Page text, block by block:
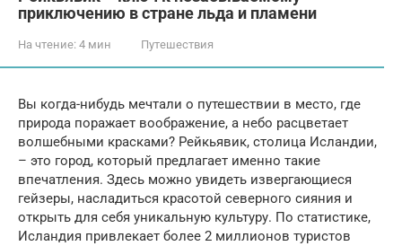
приключению в стране льда и пламени
На чтение: 4 мин Путешествия
Вы когда-нибудь мечтали о путешествии в место, где
природа поражает воображение, а небо расцветает
волшебными красками? Рейкьявик, столица Исландии,
– это город, который предлагает именно такие
впечатления. Здесь можно увидеть извергающиеся
гейзеры, насладиться красотой северного сияния и
открыть для себя уникальную культуру. По статистике,
Исландия привлекает более 2 миллионов туристов